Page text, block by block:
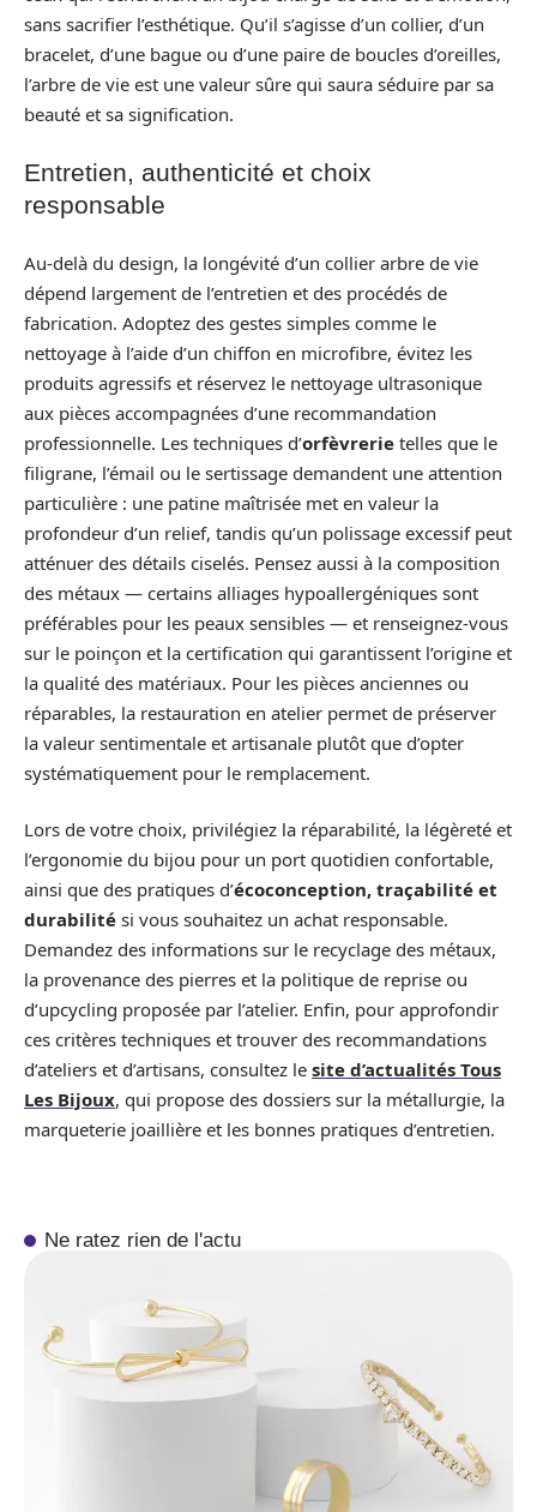
sans sacrifier l’esthétique. Qu’il s’agisse d’un collier, d’un
bracelet, d’une bague ou d’une paire de boucles d’oreilles,
l’arbre de vie est une valeur sûre qui saura séduire par sa
beauté et sa signification.
Entretien, authenticité et choix
responsable
Au-delà du design, la longévité d’un collier arbre de vie
dépend largement de l’entretien et des procédés de
fabrication. Adoptez des gestes simples comme le
nettoyage à l’aide d’un chiffon en microfibre, évitez les
produits agressifs et réservez le nettoyage ultrasonique
aux pièces accompagnées d’une recommandation
professionnelle. Les techniques d’orfèvrerie telles que le
filigrane, l’émail ou le sertissage demandent une attention
particulière : une patine maîtrisée met en valeur la
profondeur d’un relief, tandis qu’un polissage excessif peut
atténuer des détails ciselés. Pensez aussi à la composition
des métaux — certains alliages hypoallergéniques sont
préférables pour les peaux sensibles — et renseignez-vous
sur le poinçon et la certification qui garantissent l’origine et
la qualité des matériaux. Pour les pièces anciennes ou
réparables, la restauration en atelier permet de préserver
la valeur sentimentale et artisanale plutôt que d’opter
systématiquement pour le remplacement.
Lors de votre choix, privilégiez la réparabilité, la légèreté et
l’ergonomie du bijou pour un port quotidien confortable,
ainsi que des pratiques d’écoconception, traçabilité et
durabilité si vous souhaitez un achat responsable.
Demandez des informations sur le recyclage des métaux,
la provenance des pierres et la politique de reprise ou
d’upcycling proposée par l’atelier. Enfin, pour approfondir
ces critères techniques et trouver des recommandations
d’ateliers et d’artisans, consultez le site d’actualités Tous
Les Bijoux, qui propose des dossiers sur la métallurgie, la
marqueterie joaillière et les bonnes pratiques d’entretien.
Ne ratez rien de l'actu